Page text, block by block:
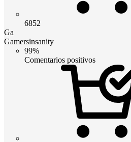
6852
Ga
Gamersinsanity
99%
Comentarios positivos